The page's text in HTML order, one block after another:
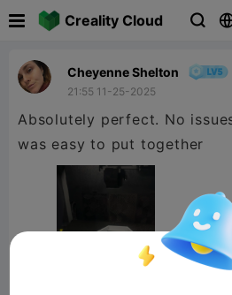
Creality Cloud 
Cheyenne Shelton
21:55 11-25-2025
Absolutely perfect. No
was easy to put together